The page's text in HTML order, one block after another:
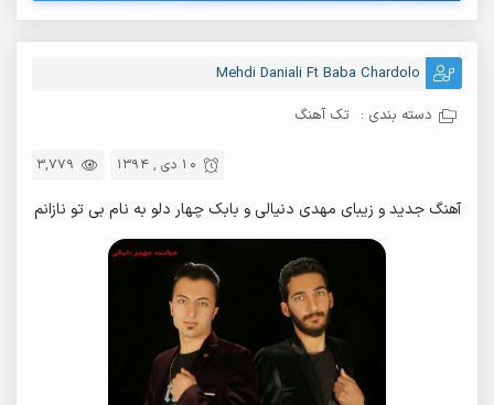
Mehdi Daniali Ft Baba Chardolo
دسته بندی : تک آهنگ
3,779 10 دی , 1394
آهنگ جدید و زیبای مهدی دنیالی و بابک چهار دلو به نام بی تو نازانم